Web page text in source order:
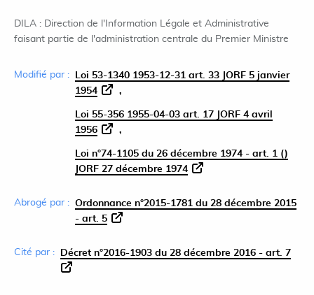
DILA : Direction de l'Information Légale et Administrative
faisant partie de l'administration centrale du Premier Ministre
Modifié par :
Loi 53-1340 1953-12-31 art. 33 JORF 5 janvier
1954
Loi 55-356 1955-04-03 art. 17 JORF 4 avril
1956
Loi n°74-1105 du 26 décembre 1974 - art. 1 ()
JORF 27 décembre 1974
Abrogé par : Ordonnance n°2015-1781 du 28 décembre 2015
- art. 5
Cité par : Décret n°2016-1903 du 28 décembre 2016 - art. 7